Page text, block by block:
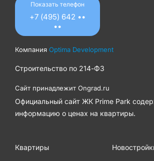
Показать телефон
+7 (495) 642 ••
••
Компания Optima Development
Строительство по 214-ФЗ
Сайт принадлежит Ongrad.ru
Официальный сайт ЖК Prime Park
информацию о ценах на квартиры.
Квартиры